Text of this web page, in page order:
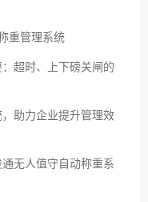
重管理系统
超时、上下磅关闸的
助力企业提升管理效
无人值守自动称重系